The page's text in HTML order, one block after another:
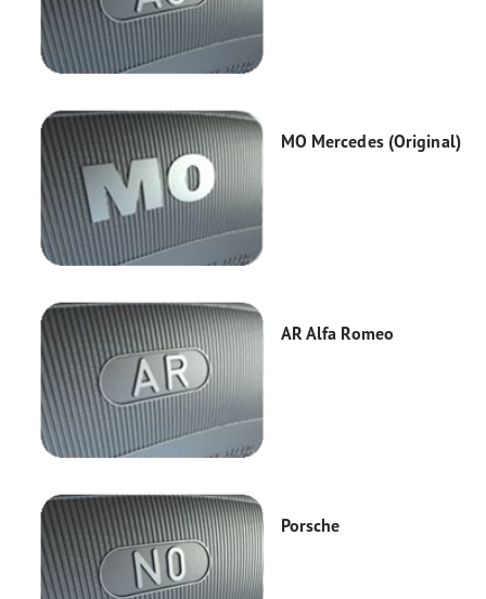
MO Mercedes (Original)
AR Alfa Romeo
Porsche